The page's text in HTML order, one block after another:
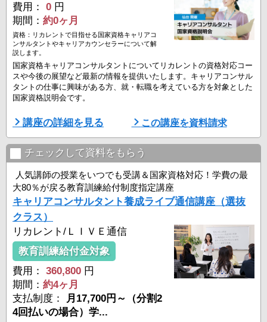
費用：
0 円
期間： 約0ヶ月
資格：リカレントで目指せる国家資格キャリアコ
ンサルタントやキャリアカウンセラーについて解
説します。
国家資格キャリアコンサルタントについてリカレントの資格対応コー
スや今後の展望など最新の情報を提供いたします。キャリアコンサル
タントの仕事に興味がある方、就・転職を考えている方を対象とした
国家資格説明会です。
■資格説明会開催日
▼リカレント仙台教室
8月9日（日）13:30-16:00
▼オンライン開催
8月9日（日）16:30-18:30
8月11日（火）16:30-18:30
8月15日（土）16:30-18:30
8月19日（水）13:30-15:30
8月23日（日）16:30 ...
講座の詳細を見る この講座を資料請求
チェックして資料をもらう
人気講師の授業をいつでも受講＆国家資格対応！学費の最
大80％が戻る教育訓練給付制度指定講座
キャリアコンサルタント養成ライブ通信講座（選抜
クラス）
リカレント/ＬＩＶＥ通信
教育訓練給付金対象
費用：
360,800 円
期間： 約4ヶ月
支払制度：
月17,700円～（分割2
4回払いの場合）学...